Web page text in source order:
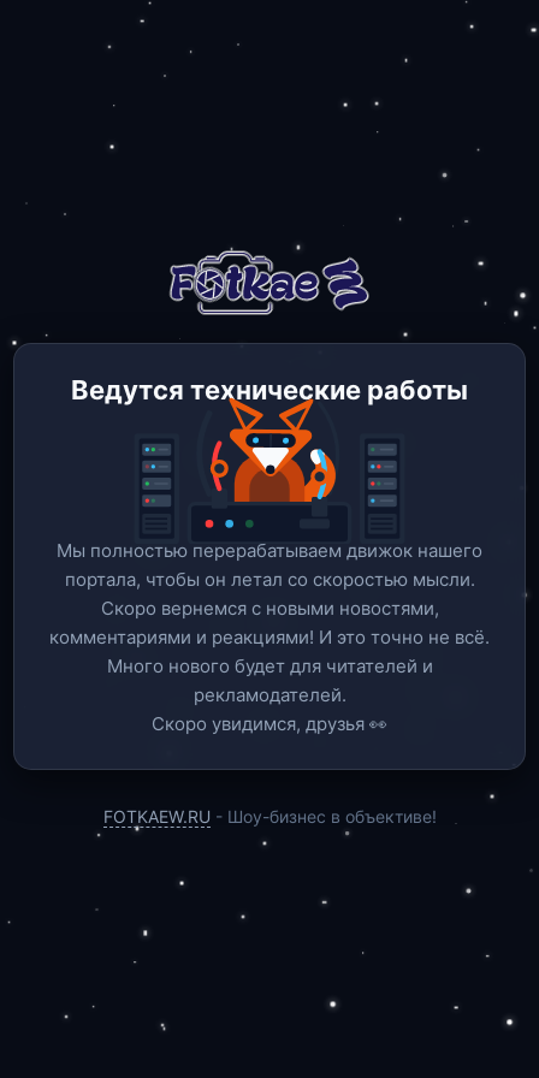
Ведутся технические работы
Мы полностью перерабатываем движок нашего
портала, чтобы он летал со скоростью мысли.
Скоро вернемся c новыми новостями,
комментариями и реакциями! И это точно не всё.
Много нового будет для читателей и
рекламодателей.
Скоро увидимся, друзья 👀
FOTKAEW.RU - Шоу-бизнес в объективе!